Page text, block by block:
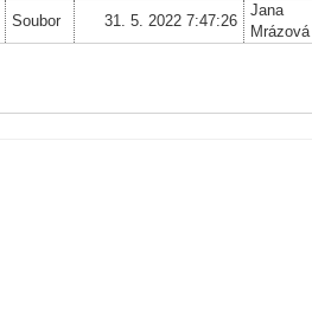
Soubor 31. 5. 2022 7:47:26
Jana
Mrázová